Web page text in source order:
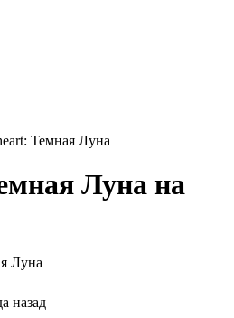
Темная Луна
Луна на
назад